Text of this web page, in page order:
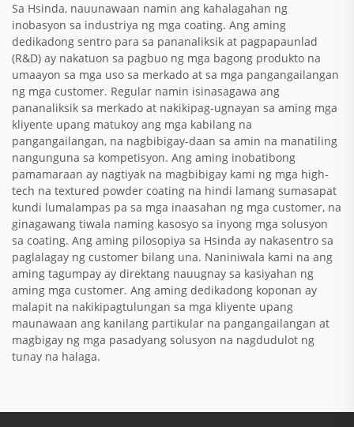
Sa Hsinda, nauunawaan namin ang kahalagahan ng
inobasyon sa industriya ng mga coating. Ang aming
dedikadong sentro para sa pananaliksik at pagpapaunlad
(R&D) ay nakatuon sa pagbuo ng mga bagong produkto na
umaayon sa mga uso sa merkado at sa mga pangangailangan
ng mga customer. Regular namin isinasagawa ang
pananaliksik sa merkado at nakikipag-ugnayan sa aming mga
kliyente upang matukoy ang mga kabilang na
pangangailangan, na nagbibigay-daan sa amin na manatiling
nangunguna sa kompetisyon. Ang aming inobatibong
pamamaraan ay nagtiyak na magbibigay kami ng mga high-
tech na textured powder coating na hindi lamang sumasapat
kundi lumalampas pa sa mga inaasahan ng mga customer, na
ginagawang tiwala naming kasosyo sa inyong mga solusyon
sa coating. Ang aming pilosopiya sa Hsinda ay nakasentro sa
paglalagay ng customer bilang una. Naniniwala kami na ang
aming tagumpay ay direktang nauugnay sa kasiyahan ng
aming mga customer. Ang aming dedikadong koponan ay
malapit na nakikipagtulungan sa mga kliyente upang
maunawaan ang kanilang partikular na pangangailangan at
magbigay ng mga pasadyang solusyon na nagdudulot ng
tunay na halaga.